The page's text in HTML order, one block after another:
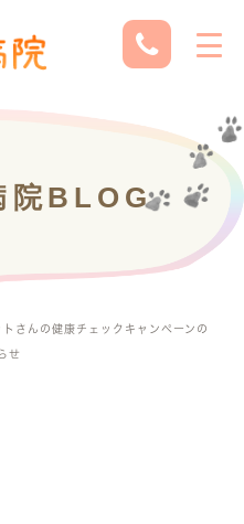
院BLOG
トさんの健康チェックキャンペーンの
せ